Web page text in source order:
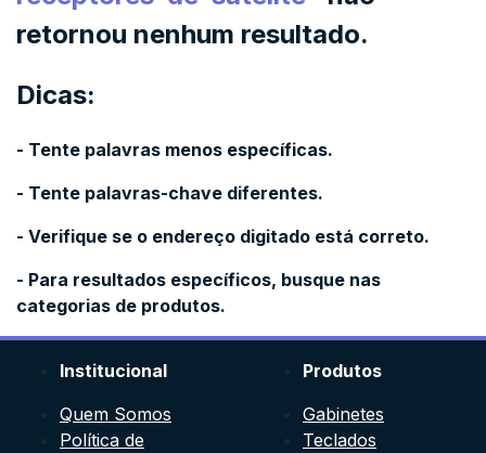
retornou nenhum resultado.
Dicas:
- Tente palavras menos específicas.
- Tente palavras-chave diferentes.
- Verifique se o endereço digitado está correto.
- Para resultados específicos, busque nas
categorias de produtos.
Institucional
Quem Somos
Política de
Produtos
Gabinetes
Teclados